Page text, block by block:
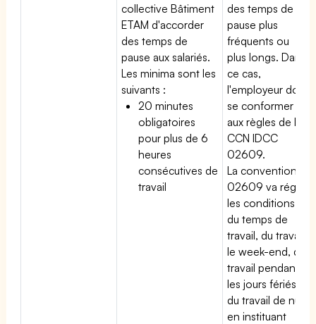
collective Bâtiment
ETAM d'accorder
des temps de
pause aux salariés.
Les minima sont les
suivants :
20 minutes
obligatoires
pour plus de 6
heures
consécutives de
travail
des temps de
pause plus
fréquents ou
plus longs. Dans
ce cas,
l'employeur doit
se conformer
aux règles de la
CCN IDCC
02609.
La convention
02609 va régir
les conditions
du temps de
travail, du travail
le week-end, du
travail pendant
les jours fériés,
du travail de nuit
en instituant